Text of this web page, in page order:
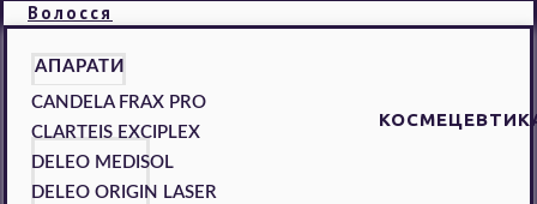
Волосся
АПАРАТИ
CANDELA FRAX PRO
CLARTEIS EXCIPLEX
DELEO MEDISOL
DELEO ORIGIN LASER